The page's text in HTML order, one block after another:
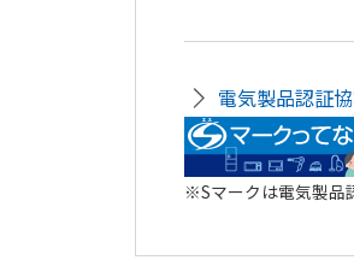
電気製品認証協
※Sマークは電気製品